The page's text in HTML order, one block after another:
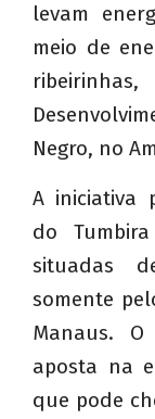
levam
meio de
Negro, no
A iniciativa
do
situadas
somente
Manaus.
aposta na
que pode